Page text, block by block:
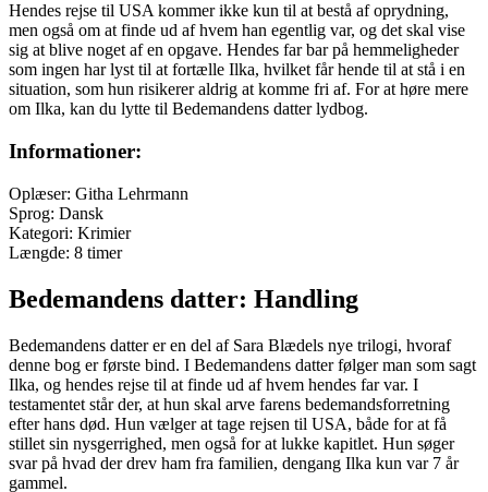
Hendes rejse til USA kommer ikke kun til at bestå af oprydning,
men også om at finde ud af hvem han egentlig var, og det skal vise
sig at blive noget af en opgave. Hendes far bar på hemmeligheder
som ingen har lyst til at fortælle Ilka, hvilket får hende til at stå i en
situation, som hun risikerer aldrig at komme fri af. For at høre mere
om Ilka, kan du lytte til Bedemandens datter lydbog.
Informationer:
Oplæser: Githa Lehrmann
Sprog: Dansk
Kategori: Krimier
Længde: 8 timer
Bedemandens datter: Handling
Bedemandens datter er en del af Sara Blædels nye trilogi, hvoraf
denne bog er første bind. I Bedemandens datter følger man som sagt
Ilka, og hendes rejse til at finde ud af hvem hendes far var. I
testamentet står der, at hun skal arve farens bedemandsforretning
efter hans død. Hun vælger at tage rejsen til USA, både for at få
stillet sin nysgerrighed, men også for at lukke kapitlet. Hun søger
svar på hvad der drev ham fra familien, dengang Ilka kun var 7 år
gammel.